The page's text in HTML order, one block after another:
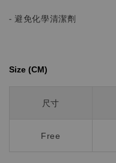
- 避免化學清潔劑
Size (CM)⁡⁡
尺寸
Free